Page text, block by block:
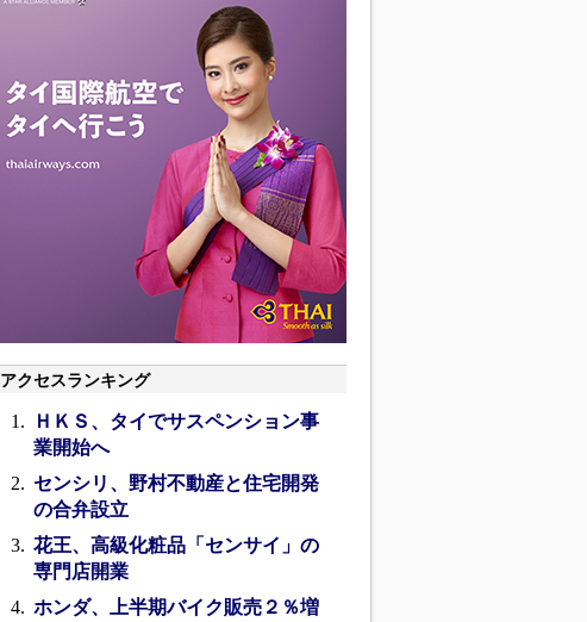
アクセスランキング
ＨＫＳ、タイでサスペンション事
業開始へ
センシリ、野村不動産と住宅開発
の合弁設立
花王、高級化粧品「センサイ」の
専門店開業
ホンダ、上半期バイク販売２％増